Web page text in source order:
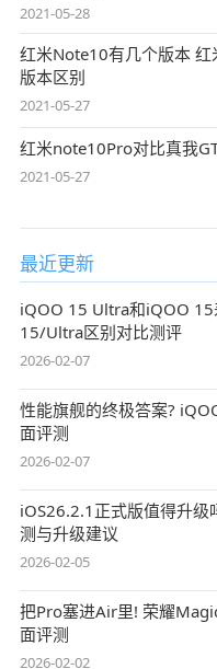
2021-05-28
红米Note10有几个版本
版本区别
2021-05-27
红米note10Pro对比真我
2021-05-27
最近更新
iQOO 15 Ultra和iQOO 15
15/Ultra区别对比测评
2026-02-07
性能旗舰的终极答案?
面评测
2026-02-07
iOS26.2.1正式版值得升级
测与升级建议
2026-02-05
把Pro塞进Air里! 荣耀
面评测
2026-02-02